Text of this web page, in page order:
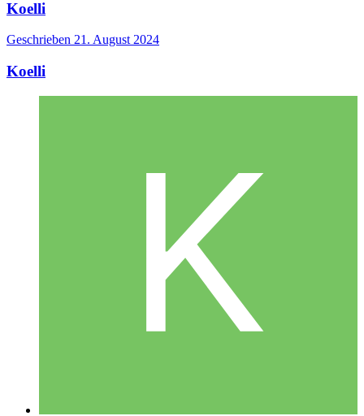
Koelli
Geschrieben 21. August 2024
Koelli